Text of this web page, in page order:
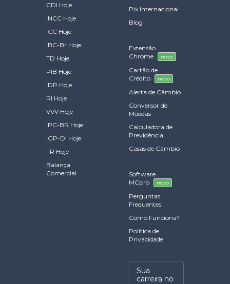
CDI Hoje
INCC Hoje
ICC Hoje
IBC-Br Hoje
TD Hoje
PIB Hoje
IDP Hoje
RI Hoje
VVV Hoje
IPC-BR Hoje
IGP-DI Hoje
TR Hoje
Balança
Comercial
Pix Internacional
Blog
Extensão
Chrome
novo
Cartão de
Crédito
novo
Alerta de Câmbio
Conversor de
Moedas
Calculadora de
Previdência
Casas de Câmbio
Software
MCpro
novo
Perguntas
Frequentes
Como Funciona?
Política de
Privacidade
Sua
carreira no